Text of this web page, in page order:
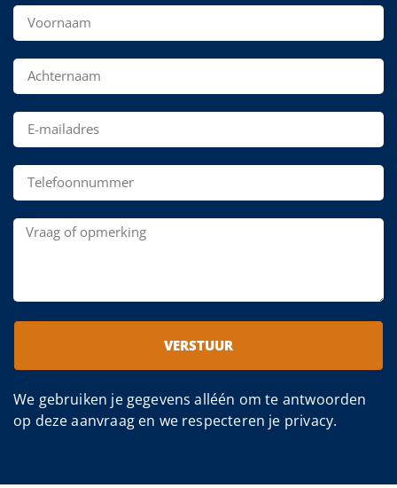
VERSTUUR
We gebruiken je gegevens alléén om te antwoorden
op deze aanvraag en we respecteren je privacy.